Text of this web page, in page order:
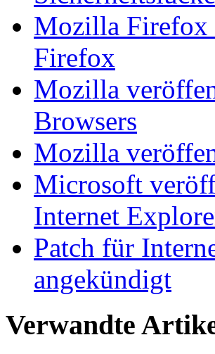
Mozilla Firefox
Firefox
Mozilla
Browsers
Mozilla
Microsoft
Internet
Patch für
angekündigt
Verwandte